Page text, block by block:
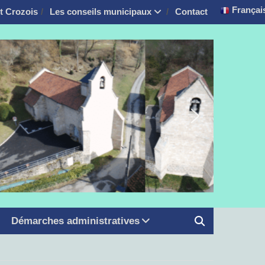
Crozois Les conseils municipaux Contact
Démarches administratives